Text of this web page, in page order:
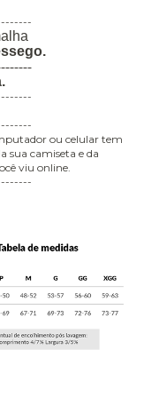
.
ou celular tem
sua camiseta e da
viu online.